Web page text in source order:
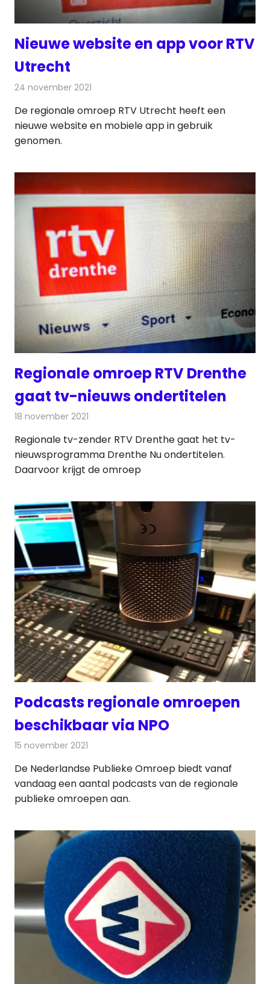
Nieuwe website en app voor RTV
Utrecht
24 november 2021
De regionale omroep RTV Utrecht heeft een
nieuwe website en mobiele app in gebruik
genomen.
Regionale omroep RTV Drenthe
gaat tv-nieuws ondertitelen
18 november 2021
Regionale tv-zender RTV Drenthe gaat het tv-
nieuwsprogramma Drenthe Nu ondertitelen.
Daarvoor krijgt de omroep
Podcasts regionale omroepen
beschikbaar via NPO
15 november 2021
De Nederlandse Publieke Omroep biedt vanaf
vandaag een aantal podcasts van de regionale
publieke omroepen aan.